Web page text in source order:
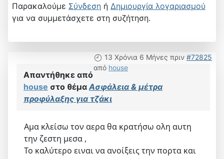
Παρακαλούμε Σύνδεση ή Δημιουργία λογαριασμού
για να συμμετάσχετε στη συζήτηση.
13 Χρόνια 6 Μήνες πριν #72825
από house
Απαντήθηκε από
house στο θέμα Ασφάλεια & μέτρα
προφύλαξης για τζάκι
Αμα κλείσω τον αερα θα κρατήσω ολη αυτη
την ζεστη μεσα ,
Το καλύτερο ειναι να ανοίξεις την πορτα και